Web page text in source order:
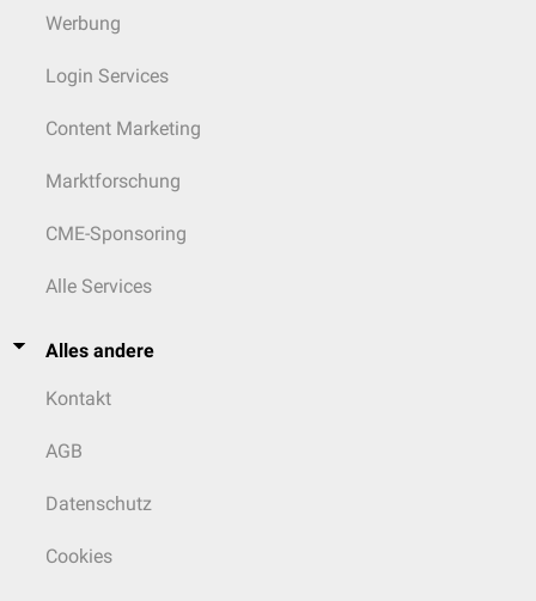
Werbung
Login Services
Content Marketing
Marktforschung
CME-Sponsoring
Alle Services
Alles andere
Kontakt
AGB
Datenschutz
Cookies